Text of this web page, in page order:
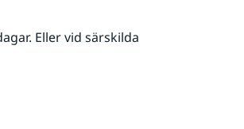
Eller vid särskilda